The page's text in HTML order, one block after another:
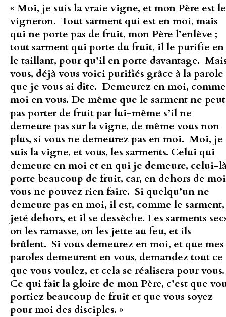
« Moi, je suis la vraie vigne, et mon Père est le
vigneron. Tout sarment qui est en moi, mais
qui ne porte pas de fruit, mon Père l’enlève ;
tout sarment qui porte du fruit, il le purifie en
le taillant, pour qu’il en porte davantage.
vous, déjà vous voici purifiés grâce à la parole
que je vous ai dite. Demeurez en moi, comme
moi en vous. De même que le sarment ne peut
pas porter de fruit par lui-même s’il ne
demeure pas sur la vigne, de même vous non
plus, si vous ne demeurez pas en moi. Moi, je
suis la vigne, et vous, les sarments. Celui qui
demeure en moi et en qui je demeure, celui-
porte beaucoup de fruit, car, en dehors de
vous ne pouvez rien faire. Si quelqu’un ne
demeure pas en moi, il est, comme le sarment,
jeté dehors, et il se dessèche. Les sarments
on les ramasse, on les jette au feu, et ils
brûlent. Si vous demeurez en moi, et que mes
paroles demeurent en vous, demandez tout ce
que vous voulez, et cela se réalisera pour
Ce qui fait la gloire de mon Père, c’est que
portiez beaucoup de fruit et que vous soyez
pour moi des disciples. »